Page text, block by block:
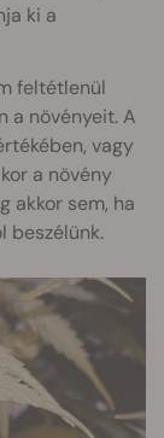
ki a
feltétlenül
a növényeit. A
vagy
a növény
akkor sem, ha
beszélünk.